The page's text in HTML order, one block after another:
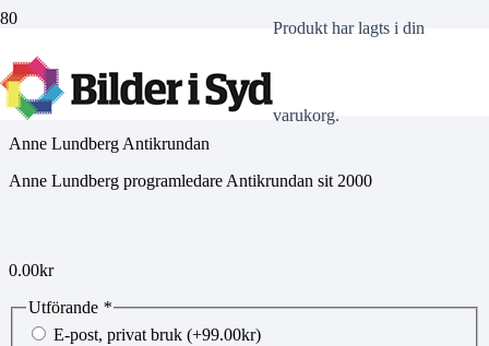
Produkthar lagts i din
varukorg.
00890569
Anne Lundberg Antikrundan
Anne Lundberg programledare Antikrundan sit 2000
0.00kr
Utförande *
E-post, privat bruk (+99.00kr)